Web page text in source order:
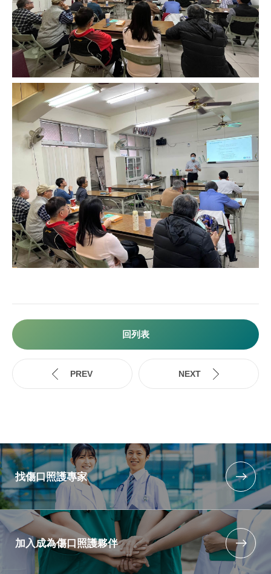
回列表
找傷口照護專家
加入成為傷口照護夥伴